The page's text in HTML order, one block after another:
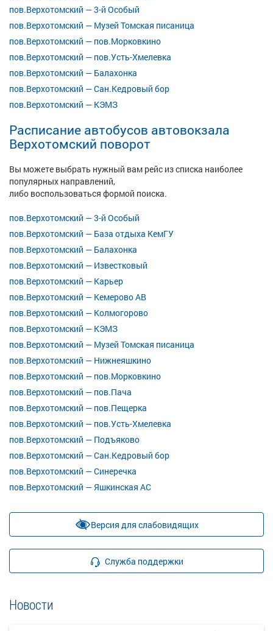
пов.Верхотомский — 3-й Особый
пов.Верхотомский — Музей Томская писаница
пов.Верхотомский — пов.Морковкино
пов.Верхотомский — пов.Усть-Хмелевка
пов.Верхотомский — Балахонка
пов.Верхотомский — Сан.Кедровый бор
пов.Верхотомский — КЭМЗ
Расписание автобусов автовокзала
Верхотомский поворот
Вы можете выбрать нужный вам рейс из списка наиболее
популярных направлений,
либо воспользоваться формой поиска.
пов.Верхотомский — 3-й Особый
пов.Верхотомский — База отдыха КемГУ
пов.Верхотомский — Балахонка
пов.Верхотомский — Известковый
пов.Верхотомский — Карьер
пов.Верхотомский — Кемерово АВ
пов.Верхотомский — Колмогорово
пов.Верхотомский — КЭМЗ
пов.Верхотомский — Музей Томская писаница
пов.Верхотомский — Нижнеяшкино
пов.Верхотомский — пов.Морковкино
пов.Верхотомский — пов.Пача
пов.Верхотомский — пов.Пещерка
пов.Верхотомский — пов.Усть-Хмелевка
пов.Верхотомский — Подъяково
пов.Верхотомский — Сан.Кедровый бор
пов.Верхотомский — Синеречка
пов.Верхотомский — Яшкинская АС
Версия для слабовидящих
Служба поддержки
Новости